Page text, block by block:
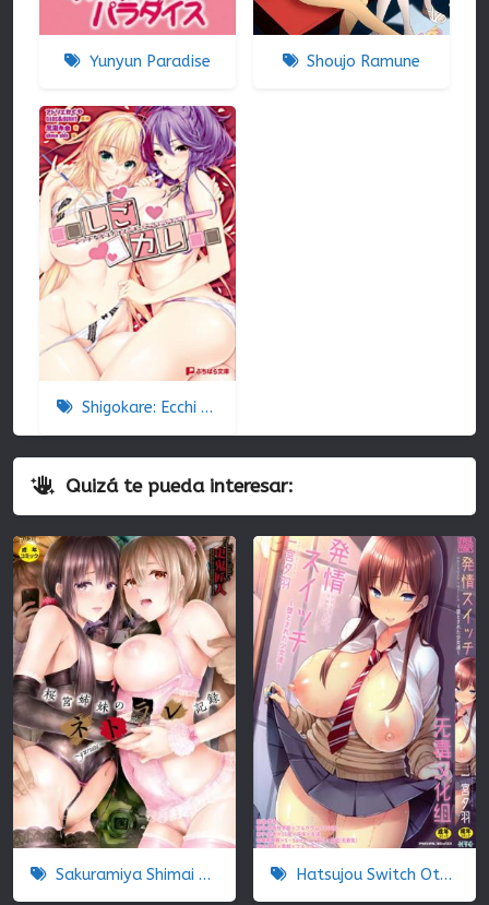
Yunyun Paradise Shoujo Ramune
Shigokare: Ecchi na Joshi Daisei to Doki x2 Love Lesson!! The Animation
Quizá te pueda interesar:
Sakuramiya Shimai no Netorare Kiroku Hatsujou Switch Otosareta Shoujo-tachi